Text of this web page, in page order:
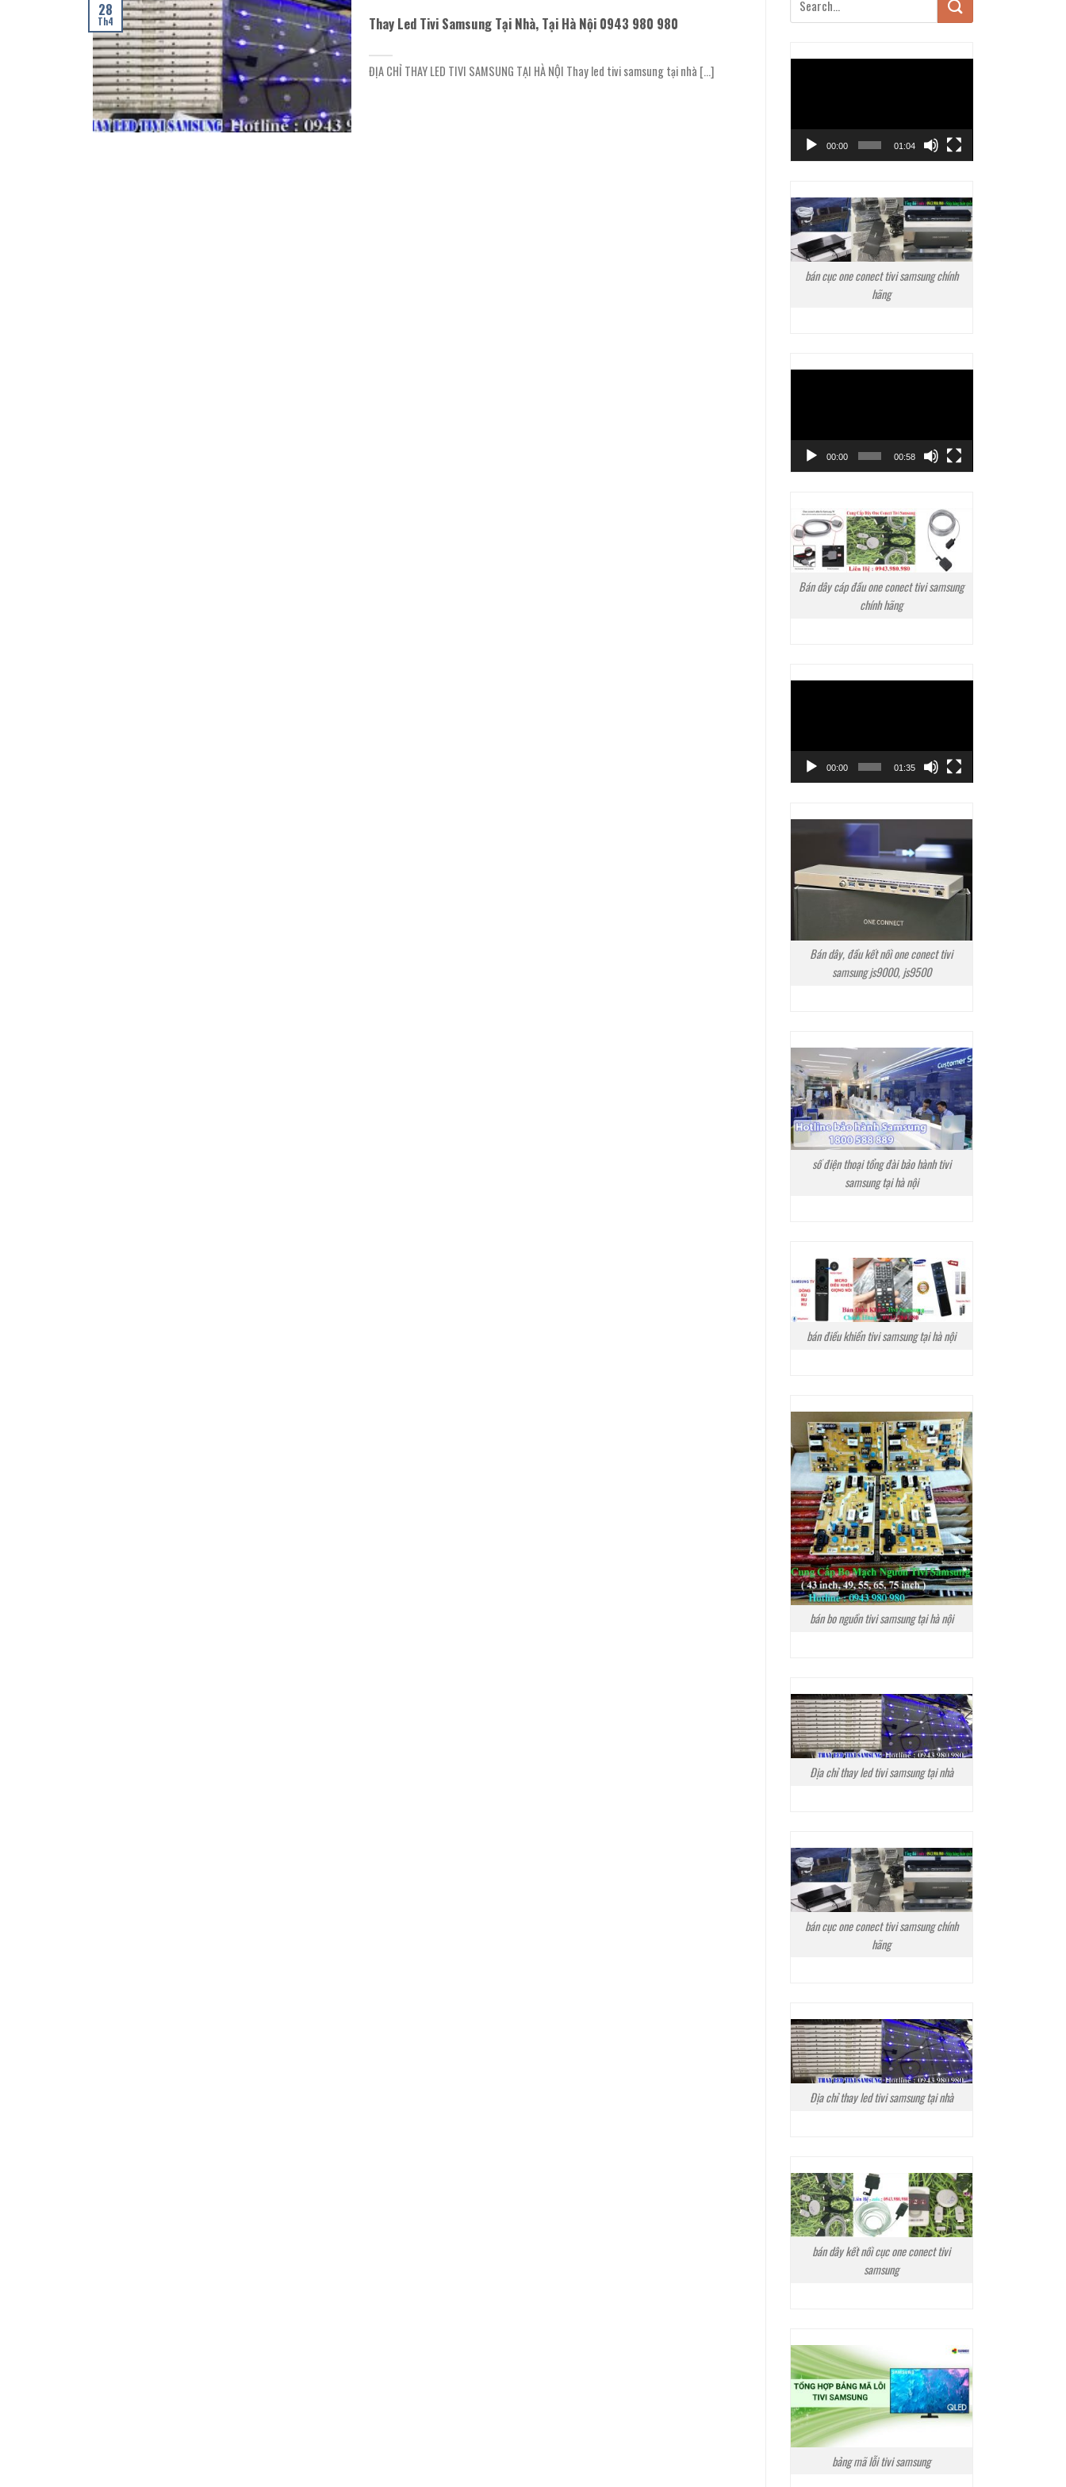
Thay Led Tivi Samsung Tại Nhà, Tại Hà Nội 0943 980 980
ĐỊA CHỈ THAY LED TIVI SAMSUNG TẠI HÀ NỘI Thay led tivi samsung tại nhà [...]
28
Th4
00:00 01:04
bán cục one conect tivi samsung chính
hãng
00:00 00:58
Bán dây cáp đầu one conect tivi samsung
chính hãng
00:00 01:35
Bán dây, đầu kết nối one conect tivi
samsung js9000, js9500
số điện thoại tổng đài bảo hành tivi
samsung tại hà nội
bán điều khiển tivi samsung tại hà nội
bán bo nguồn tivi samsung tại hà nội
Địa chỉ thay led tivi samsung tại nhà
bán cục one conect tivi samsung chính
hãng
Địa chỉ thay led tivi samsung tại nhà
bán dây kết nối cục one conect tivi
samsung
bảng mã lỗi tivi samsung